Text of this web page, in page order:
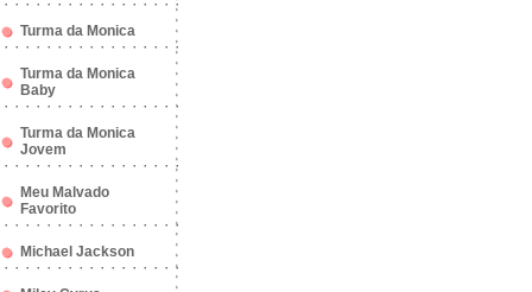
Turma da Monica
Turma da Monica
Baby
Turma da Monica
Jovem
Meu Malvado
Favorito
Michael Jackson